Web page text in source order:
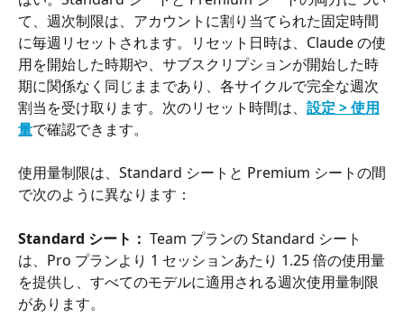
て、週次制限は、アカウントに割り当てられた固定時間
に毎週リセットされます。リセット日時は、Claude の使
用を開始した時期や、サブスクリプションが開始した時
期に関係なく同じままであり、各サイクルで完全な週次
割当を受け取ります。次のリセット時間は、 設定 > 使用
量で確認できます。
使用量制限は、Standard シートと Premium シートの間
で次のように異なります：
Standard シート： Team プランの Standard シート
は、Pro プランより 1 セッションあたり 1.25 倍の使用量
を提供し、すべてのモデルに適用される週次使用量制限
があります。